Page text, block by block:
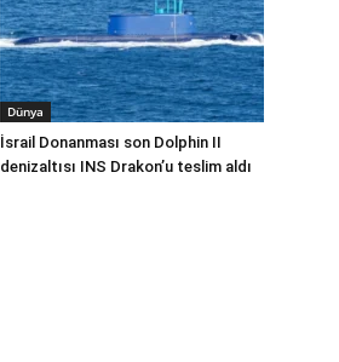
Dünya
İsrail Donanması son Dolphin II
denizaltısı INS Drakon’u teslim aldı